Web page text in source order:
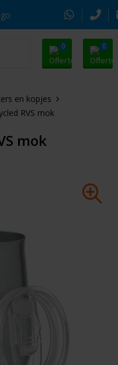
0 0
en kopjes
RVS mok
mok